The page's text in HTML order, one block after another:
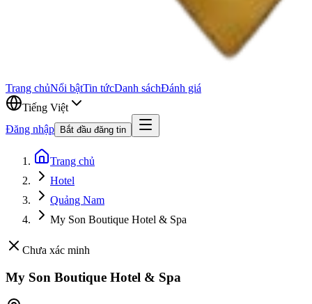
Trang chủNổi bậtTin tứcDanh sáchĐánh giá
Tiếng Việt
Đăng nhập
Bắt đầu đăng tin
Trang chủ
Hotel
Quảng Nam
My Son Boutique Hotel & Spa
Chưa xác minh
My Son Boutique Hotel & Spa